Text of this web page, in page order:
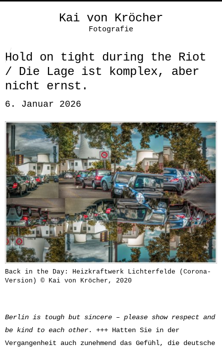
Kai von Kröcher
Fotografie
Hold on tight during the Riot
/ Die Lage ist komplex, aber
nicht ernst.
6. Januar 2026
Back in the Day: Heizkraftwerk Lichterfelde (Corona-
Version) © Kai von Kröcher, 2020
Berlin is tough but sincere – please show respect and
be kind to each other. +++ Hatten Sie in der
Vergangenheit auch zunehmend das Gefühl, die deutsche